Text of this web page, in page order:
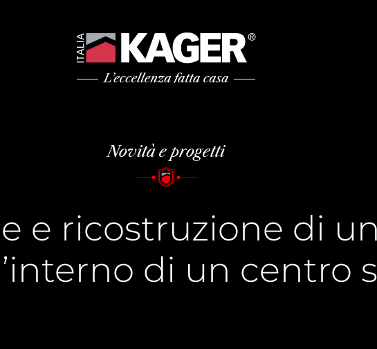
Novità e progetti
e ricostruzione di
di un centro